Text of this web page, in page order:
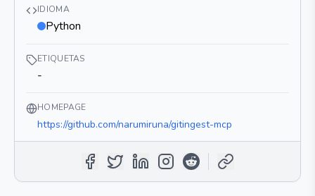
IDIOMA
Python
ETIQUETAS
-
HOMEPAGE
https://github.com/narumiruna/gitingest-mcp